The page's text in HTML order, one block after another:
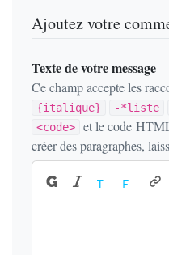
Ajoutez votre
Texte de votre message
Ce champ accepte les
{italique}
-*liste
<code>
et le code
créer des paragraphes,